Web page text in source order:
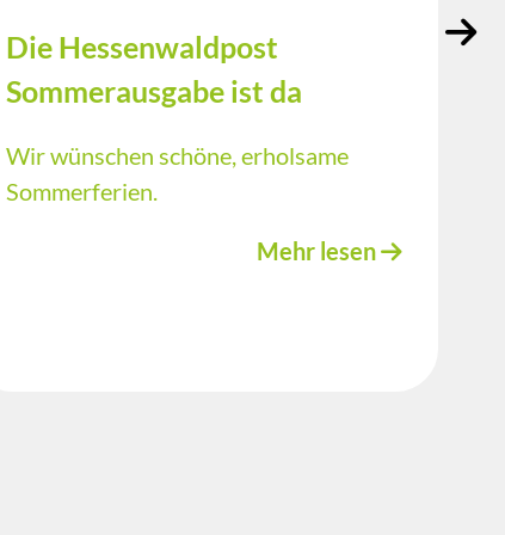
Die Hessenwaldpost
Sommerausgabe ist da
Wir wünschen schöne, erholsame
Sommerferien.
Mehr lesen